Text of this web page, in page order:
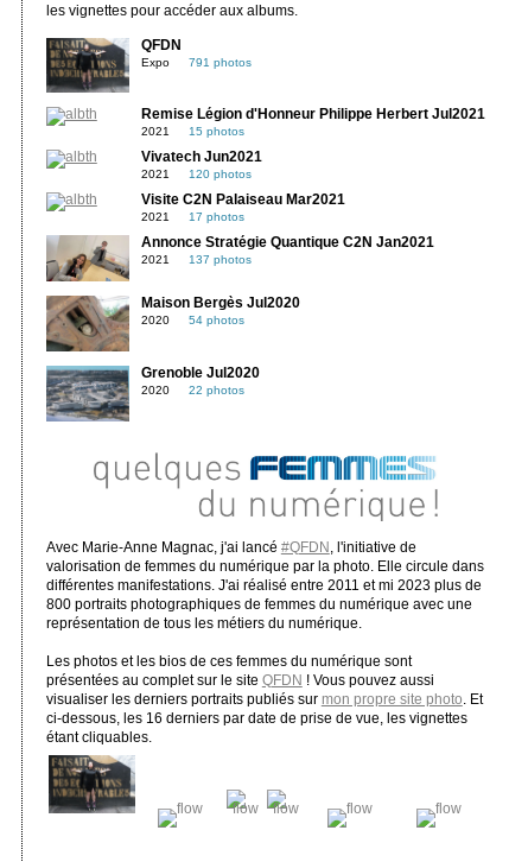
les vignettes pour accéder aux albums.
QFDN
Expo 791 photos
Remise Légion d'Honneur Philippe Herbert Jul2021
2021 15 photos
Vivatech Jun2021
2021 120 photos
Visite C2N Palaiseau Mar2021
2021 17 photos
Annonce Stratégie Quantique C2N Jan2021
2021 137 photos
Maison Bergès Jul2020
2020 54 photos
Grenoble Jul2020
2020 22 photos
Avec Marie-Anne Magnac, j'ai lancé #QFDN
, l'initiative de
valorisation de femmes du numérique par la photo. Elle circule dans
différentes manifestations. J'ai réalisé entre 2011 et mi 2023 plus de
800 portraits photographiques de femmes du numérique avec une
représentation de tous les métiers du numérique.
Les photos et les bios de ces femmes du numérique sont
présentées au complet sur le site QFDN ! Vous pouvez aussi
visualiser les derniers portraits publiés sur mon propre site photo . Et
ci-dessous, les 16 derniers par date de prise de vue, les vignettes
étant cliquables.